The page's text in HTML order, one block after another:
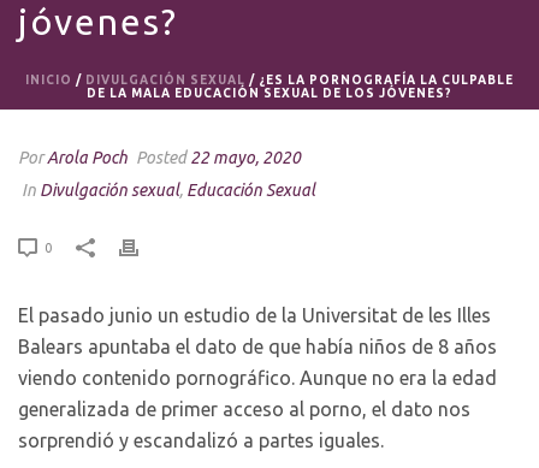
jóvenes?
INICIO / DIVULGACIÓN SEXUAL / ¿ES LA PORNOGRAFÍA LA CULPABLE
DE LA MALA EDUCACIÓN SEXUAL DE LOS JÓVENES?
PorArola Poch Posted22 mayo, 2020
In Divulgación sexual, Educación Sexual
0
El pasado junio un estudio de la Universitat de les Illes
Balears apuntaba el dato de que había niños de 8 años
viendo contenido pornográfico. Aunque no era la edad
generalizada de primer acceso al porno, el dato nos
sorprendió y escandalizó a partes iguales.